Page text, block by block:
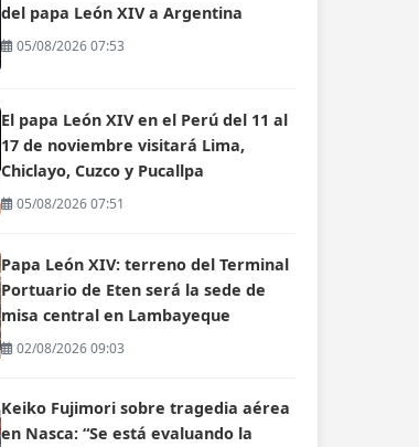
del papa León XIV a Argentina
05/08/2026 07:53
El papa León XIV en el Perú del 11 al
17 de noviembre visitará Lima,
Chiclayo, Cuzco y Pucallpa
05/08/2026 07:51
Papa León XIV: terreno del Terminal
Portuario de Eten será la sede de
misa central en Lambayeque
02/08/2026 09:03
Keiko Fujimori sobre tragedia aérea
en Nasca: “Se está evaluando la